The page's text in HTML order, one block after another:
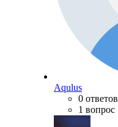
Aqulus
0 ответов
1 вопрос